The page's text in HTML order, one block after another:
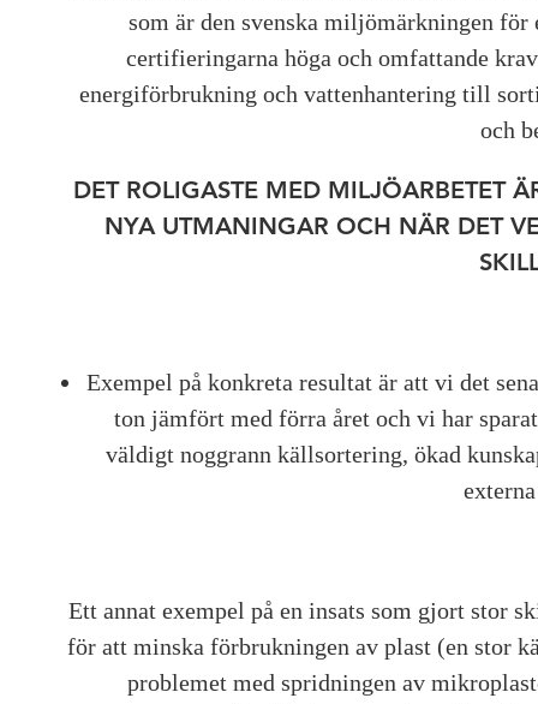
som är den svenska miljömärkningen
certifieringarna höga och omfattande
energiförbrukning och vattenhantering till
och
DET ROLIGASTE MED MILJÖARBETET
NYA UTMANINGAR OCH NÄR DET
Exempel på konkreta resultat är att vi det
ton jämfört med förra året och vi har
väldigt noggrann källsortering, ökad
Ett annat exempel på en insats som gjort stor
för att minska förbrukningen av plast (en stor
problemet med spridningen av